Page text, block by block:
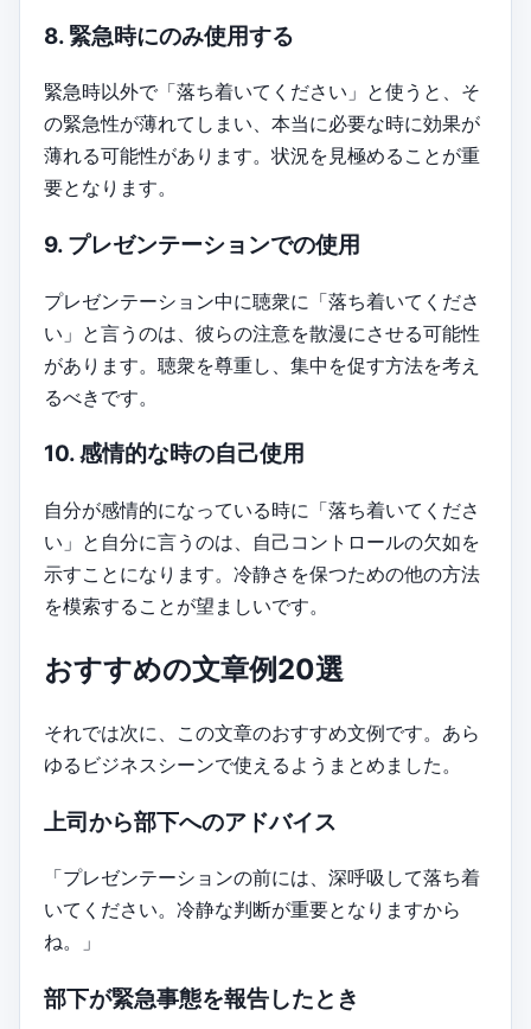
8. 緊急時にのみ使用する
緊急時以外で「落ち着いてください」と使うと、そ
の緊急性が薄れてしまい、本当に必要な時に効果が
薄れる可能性があります。状況を見極めることが重
要となります。
9. プレゼンテーションでの使用
プレゼンテーション中に聴衆に「落ち着いてくださ
い」と言うのは、彼らの注意を散漫にさせる可能性
があります。聴衆を尊重し、集中を促す方法を考え
るべきです。
10. 感情的な時の自己使用
自分が感情的になっている時に「落ち着いてくださ
い」と自分に言うのは、自己コントロールの欠如を
示すことになります。冷静さを保つための他の方法
を模索することが望ましいです。
おすすめの文章例20選
それでは次に、この文章のおすすめ文例です。あら
ゆるビジネスシーンで使えるようまとめました。
上司から部下へのアドバイス
「プレゼンテーションの前には、深呼吸して落ち着
いてください。冷静な判断が重要となりますから
ね。」
部下が緊急事態を報告したとき